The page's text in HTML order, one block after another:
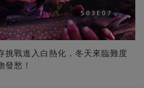
挑戰進入白熱化，冬天來臨難度
發愁！